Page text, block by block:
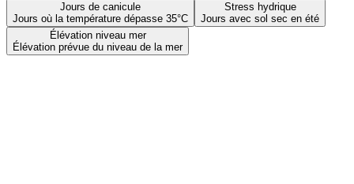
Jours de canicule
Jours où la température dépasse 35°C
Stress hydrique
Jours avec sol sec en été
Élévation niveau mer
Élévation prévue du niveau de la mer